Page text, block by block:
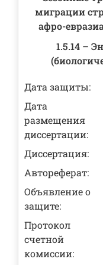
миграции
афро-
1.5.14 –
Дата защиты:
Дата
размещения
диссертации:
Диссертация:
Автореферат:
Объявление о
защите:
Протокол
счетной
комиссии: